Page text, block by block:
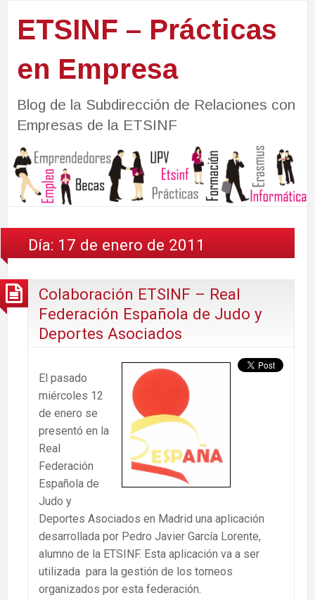
ETSINF – Prácticas
en Empresa
Blog de la Subdirección de Relaciones con
Empresas de la ETSINF
Día: 17 de enero de 2011
Colaboración ETSINF – Real
Federación Española de Judo y
Deportes Asociados
El pasado
miércoles 12
de enero se
presentó en la
Real
Federación
Española de
Judo y
Deportes Asociados en Madrid una aplicación
desarrollada por Pedro Javier García Lorente,
alumno de la ETSINF. Esta aplicación va a ser
utilizada para la gestión de los torneos
organizados por esta federación.